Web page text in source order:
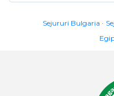
Sejururi Bulgaria